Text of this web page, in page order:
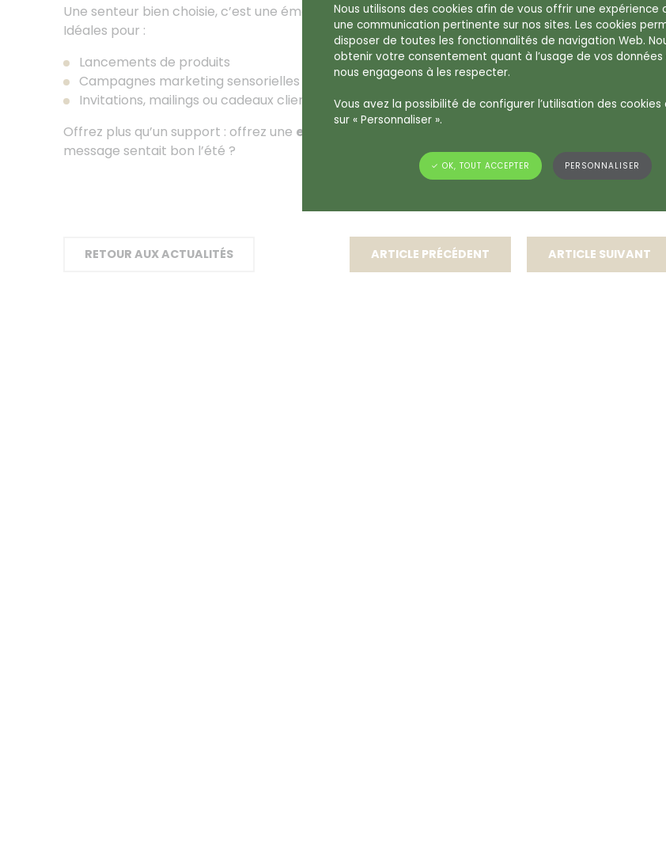
Une senteur bien choisie, c’est une émotion instantanée, un souvenir gravé, un lien renforcé.
Idéales pour :
Lancements de produits
Campagnes marketing sensorielles
Invitations, mailings ou cadeaux clients
Offrez plus qu’un support : offrez une expérience sensorielle unique
message sentait bon l’été ?
RETOUR AUX ACTUALITÉS ARTICLE PRÉCÉDENT ARTICLE SUIVANT
Nous utilisons des cookies afin de vous offrir une expérience
une communication pertinente sur nos sites. Les cookies
disposer de toutes les fonctionnalités de navigation Web.
obtenir votre consentement quant à l’usage de vos données
nous engageons à les respecter.
Vous avez la possibilité de configurer l’utilisation des cookies
sur « Personnaliser ».
✓ OK, TOUT ACCEPTER PERSONNALISER